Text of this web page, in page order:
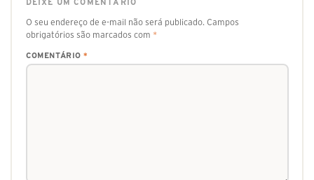
DEIXE UM COMENTÁRIO
O seu endereço de e-mail não será publicado. Campos
obrigatórios são marcados com *
COMENTÁRIO *